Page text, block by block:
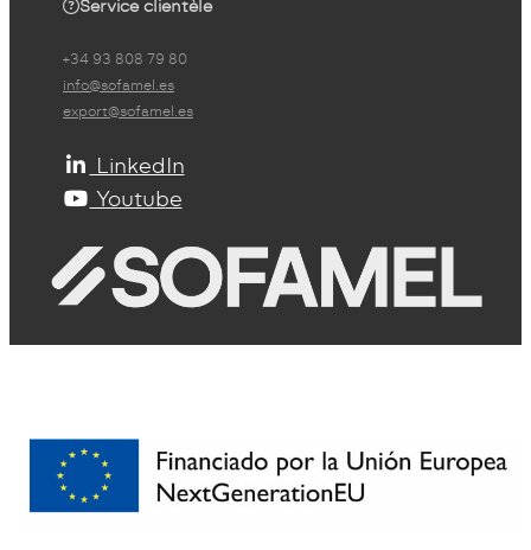
Service clientèle
+34 93 808 79 80
info@sofamel.es
export@sofamel.es
LinkedIn
Youtube